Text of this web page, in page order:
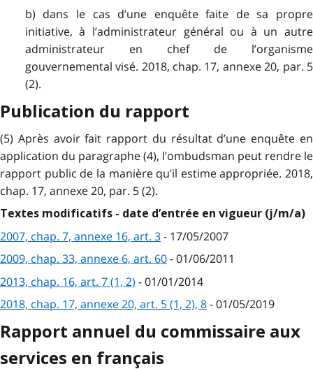
b) dans le cas d’une enquête faite de sa propre
initiative, à l’administrateur général ou à un autre
administrateur en chef de l’organisme
gouvernemental visé. 2018, chap. 17, annexe 20, par. 5
(2).
Publication du rapport
(5) Après avoir fait rapport du résultat d’une enquête en
application du paragraphe (4), l’ombudsman peut rendre le
rapport public de la manière qu’il estime appropriée. 2018,
chap. 17, annexe 20, par. 5 (2).
Textes modificatifs - date d’entrée en vigueur (j/m/a)
2007, chap. 7, annexe 16, art. 3- 17/05/2007
2009, chap. 33, annexe 6, art. 60- 01/06/2011
2013, chap. 16, art. 7 (1, 2) - 01/01/2014
2018, chap. 17, annexe 20, art. 5 (1, 2), 8- 01/05/2019
Rapport annuel du commissaire aux
services en français